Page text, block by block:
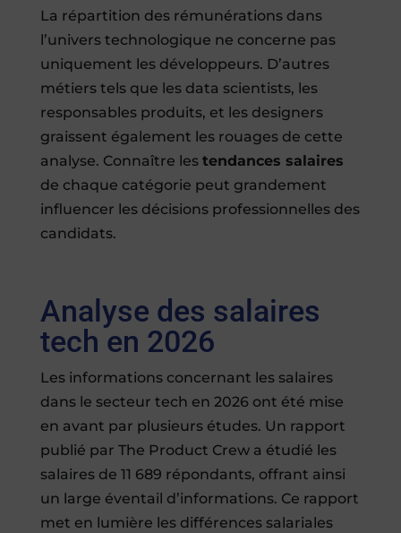
La répartition des rémunérations dans
l’univers technologique ne concerne pas
uniquement les développeurs. D’autres
métiers tels que les data scientists, les
responsables produits, et les designers
graissent également les rouages de cette
analyse. Connaître les tendances salaires
de chaque catégorie peut grandement
influencer les décisions professionnelles des
candidats.
Analyse des salaires
tech en 2026
Les informations concernant les salaires
dans le secteur tech en 2026 ont été mise
en avant par plusieurs études. Un rapport
publié par The Product Crew a étudié les
salaires de 11 689 répondants, offrant ainsi
un large éventail d’informations. Ce rapport
met en lumière les différences salariales